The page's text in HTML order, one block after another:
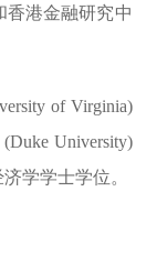
香港金融研究中
of Virginia)
University)
学学士学位。